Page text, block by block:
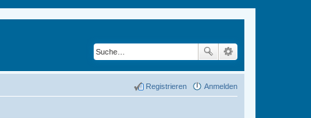
Anmelden
Registrieren